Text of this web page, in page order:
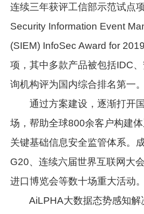
连续三年获评工信部示范试点
Security Information Event
(SIEM) InfoSec Award for
项，其中多款产品被包括IDC
询机构评为国内综合排名第一。
通过方案建设，逐渐打开国
场，帮助全球800余客户构建
关键基础信息安全监管体系。
G20、连续六届世界互联网大
进口博览会等数十场重大活动。
AiLPHA大数据态势感知解